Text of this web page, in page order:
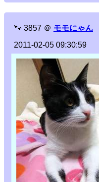
🐾 3857 ＠ モモにゃん
2011-02-05 09:30:59